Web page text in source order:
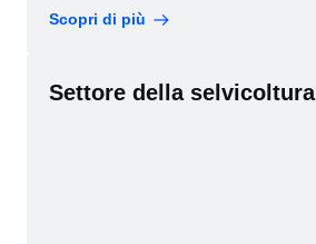
Scopri di più
Settore della selvicoltura